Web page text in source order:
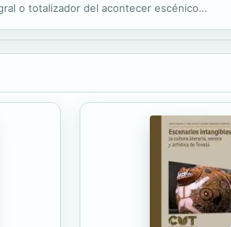
o totalizador del acontecer escénico